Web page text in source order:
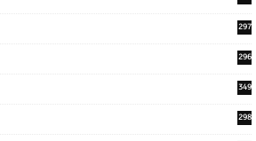
297
296
349
298